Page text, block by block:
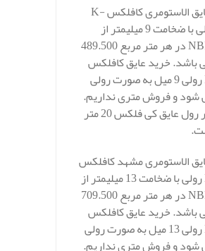
قیمت عایق الاستومری کافلکس K-
Flex رولی با ضخامت 9 میلیمتر از
جنس NBR در هر متر مربع 489.500
باشد. خرید عایق کافلکس
K-Flex رولی 9 میل به صورت رولی
شود و فروش متری نداریم.
متراژ هر رول عایق کی فلکس 20 متر
الاستومری مشهد کافلکس
K-Flex رولی با ضخامت 13 میلیمتر از
جنس NBR در هر متر مربع 709.500
باشد. خرید عایق کافلکس
K-Flex رولی 13 میل به صورت رولی
شود و فروش متری نداریم.